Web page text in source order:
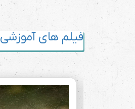
فیلم های آموزشی